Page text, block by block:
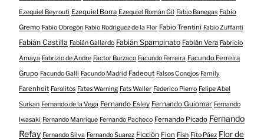
Ezequiel Beyrouti Ezequiel Borra Ezequiel Román Gil Fabio Banegas Fabio
Gremo Fabio Obregón Fabio Rodriguez de la Flor Fabio Trentini Fabio Zuffanti
Fabián Castilla Fabián Gallardo Fabián Spampinato Fabián Vera Fabricio
Amaya Fabrizio de Andre Factor Burzaco Facundo Ferreira Facundo Ferreira
Grupo Facundo Galli Facundo Madrid Fadeout Falsos Conejos Family
Farenheit Farolitos Fates Warning Fats Waller Federico Pierro Felipe Abel
Surkan Fernando de la Vega Fernando Esley Fernando Guiomar Fernando
Iwasaki Fernando Manrique Fernando Pacheco Fernando Picado Fernando
Refay Fernando Silva Fernando Suarez Ficción Fion Fish Fito Páez Flor de